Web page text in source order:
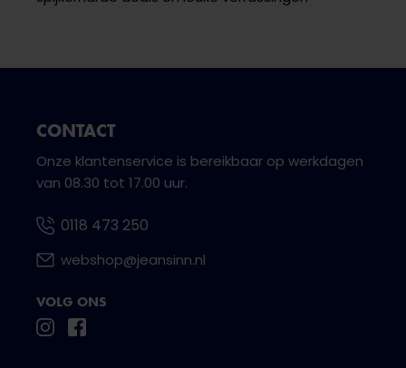
CONTACT
Onze klantenservice is bereikbaar op werkdagen
van 08.30 tot 17.00 uur.
0118 473 250
webshop@jeansinn.nl
VOLG ONS